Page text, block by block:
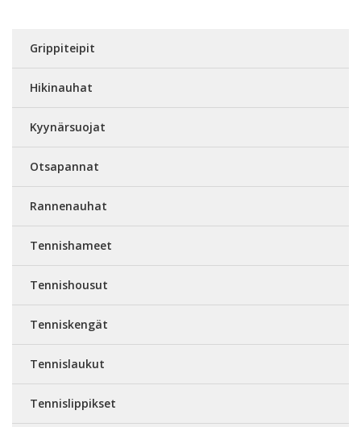
Grippiteipit
Hikinauhat
Kyynärsuojat
Otsapannat
Rannenauhat
Tennishameet
Tennishousut
Tenniskengät
Tennislaukut
Tennislippikset